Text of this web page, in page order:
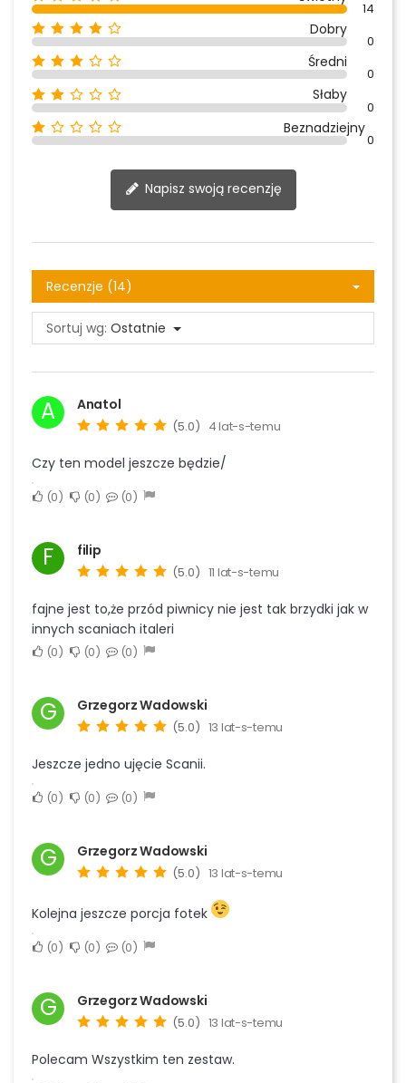
14
Dobry
0
Średni
0
Słaby
0
Beznadziejny
0
Napisz swoją recenzję
Recenzje (14)
Sortuj wg: Ostatnie
A Anatol
(5.0) 4 lat-s-temu
Czy ten model jeszcze będzie/
0 0 0
F filip
(5.0) 11 lat-s-temu
fajne jest to,że przód piwnicy nie jest tak brzydki jak w
innych scaniach italeri
0 0 0
G Grzegorz Wadowski
(5.0) 13 lat-s-temu
Jeszcze jedno ujęcie Scanii.
0 0 0
G Grzegorz Wadowski
(5.0) 13 lat-s-temu
Kolejna jeszcze porcja fotek
0 0 0
G Grzegorz Wadowski
(5.0) 13 lat-s-temu
Polecam Wszystkim ten zestaw.